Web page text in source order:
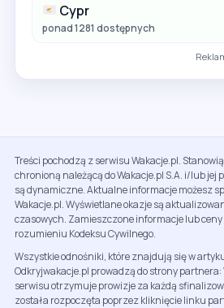
Cypr
ponad 1281 dostępnych
Treści pochodzą z serwisu Wakacje.pl.
chronioną należącą do Wakacje.pl S.A. i/lub jej
są dynamiczne. Aktualne informacje możesz
Wakacje.pl. Wyświetlane okazje są
czasowych. Zamieszczone informacje lub
rozumieniu Kodeksu Cywilnego.
Wszystkie odnośniki, które znajdują się w
Odkryjwakacje.pl prowadzą do strony partnera:
serwisu otrzymuje prowizje za każdą
została rozpoczęta poprzez kliknięcie linku